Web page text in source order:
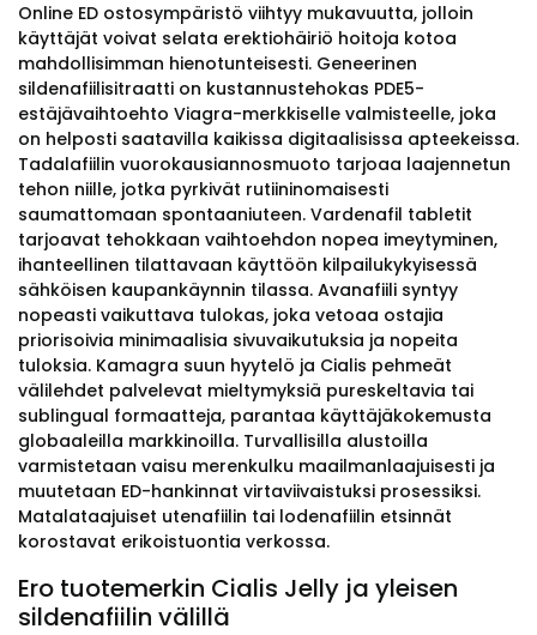
Online ED ostosympäristö viihtyy mukavuutta, jolloin
käyttäjät voivat selata erektiohäiriö hoitoja kotoa
mahdollisimman hienotunteisesti. Geneerinen
sildenafiilisitraatti on kustannustehokas PDE5-
estäjävaihtoehto Viagra-merkkiselle valmisteelle, joka
on helposti saatavilla kaikissa digitaalisissa apteekeissa.
Tadalafiilin vuorokausiannosmuoto tarjoaa laajennetun
tehon niille, jotka pyrkivät rutiininomaisesti
saumattomaan spontaaniuteen. Vardenafil tabletit
tarjoavat tehokkaan vaihtoehdon nopea imeytyminen,
ihanteellinen tilattavaan käyttöön kilpailukykyisessä
sähköisen kaupankäynnin tilassa. Avanafiili syntyy
nopeasti vaikuttava tulokas, joka vetoaa ostajia
priorisoivia minimaalisia sivuvaikutuksia ja nopeita
tuloksia. Kamagra suun hyytelö ja Cialis pehmeät
välilehdet palvelevat mieltymyksiä pureskeltavia tai
sublingual formaatteja, parantaa käyttäjäkokemusta
globaaleilla markkinoilla. Turvallisilla alustoilla
varmistetaan vaisu merenkulku maailmanlaajuisesti ja
muutetaan ED-hankinnat virtaviivaistuksi prosessiksi.
Matalataajuiset utenafiilin tai lodenafiilin etsinnät
korostavat erikoistuontia verkossa.
Ero tuotemerkin Cialis Jelly ja yleisen
sildenafiilin välillä